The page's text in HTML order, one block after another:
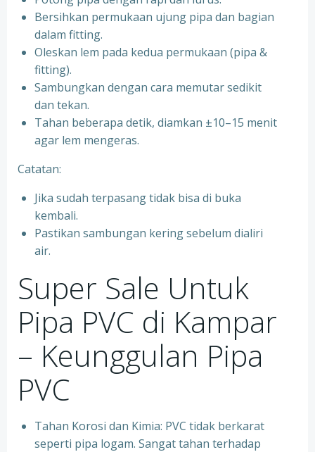
Bersihkan permukaan ujung pipa dan bagian
dalam fitting.
Oleskan lem pada kedua permukaan (pipa &
fitting).
Sambungkan dengan cara memutar sedikit
dan tekan.
Tahan beberapa detik, diamkan ±10–15 menit
agar lem mengeras.
Catatan:
Jika sudah terpasang tidak bisa di buka
kembali.
Pastikan sambungan kering sebelum dialiri
air.
Super Sale Untuk
Pipa PVC di Kampar
– Keunggulan Pipa
PVC
Tahan Korosi dan Kimia: PVC tidak berkarat
seperti pipa logam. Sangat tahan terhadap